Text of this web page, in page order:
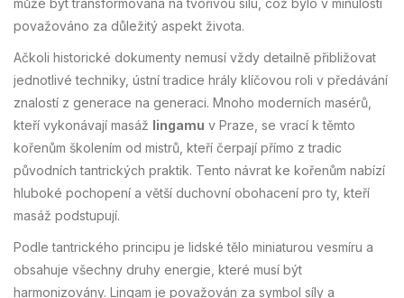
může být transformována na tvořivou sílu, což bylo v minulosti
považováno za důležitý aspekt života.
Ačkoli historické dokumenty nemusí vždy detailně přibližovat
jednotlivé techniky, ústní tradice hrály klíčovou roli v předávání
znalostí z generace na generaci. Mnoho moderních masérů,
kteří vykonávají masáž lingamu v Praze, se vrací k těmto
kořenům školením od mistrů, kteří čerpají přímo z tradic
původních tantrických praktik. Tento návrat ke kořenům nabízí
hluboké pochopení a větší duchovní obohacení pro ty, kteří
masáž podstupují.
Podle tantrického principu je lidské tělo miniaturou vesmíru a
obsahuje všechny druhy energie, které musí být
harmonizovány. Lingam je považován za symbol síly a